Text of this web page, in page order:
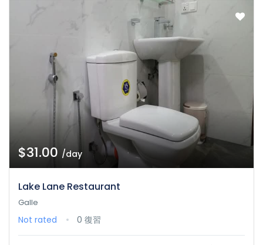
$31.00 /day
Lake Lane Restaurant
Galle
Not rated 0 復習